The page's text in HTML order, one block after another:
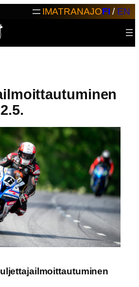
IMATRANAJOFI / EN